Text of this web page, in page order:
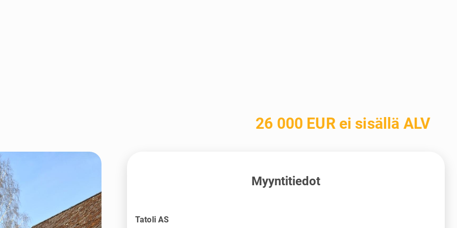
26 000 EUR ei sisällä ALV
Myyntitiedot
Tatoli AS